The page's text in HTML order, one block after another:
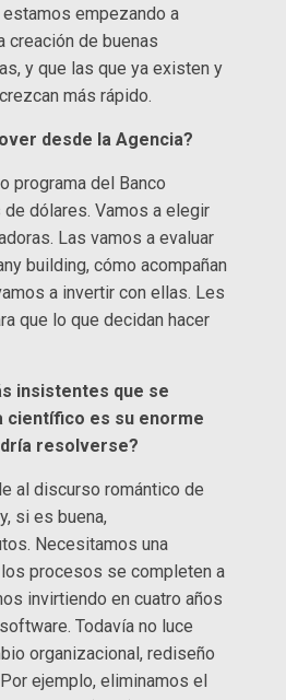
estamos empezando a
creación de buenas
y que las que ya existen y
más rápido.
desde la Agencia?
programa del Banco
dólares. Vamos a elegir
Las vamos a evaluar
building, cómo acompañan
a invertir con ellas. Les
que lo que decidan hacer
insistentes que se
científico es su enorme
resolverse?
al discurso romántico de
si es buena,
Necesitamos una
procesos se completen a
invirtiendo en cuatro años
Todavía no luce
organizacional, rediseño
ejemplo, eliminamos el